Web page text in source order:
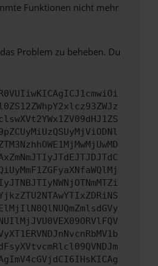
Funktionen nicht mehr
Problem zu beheben. Du